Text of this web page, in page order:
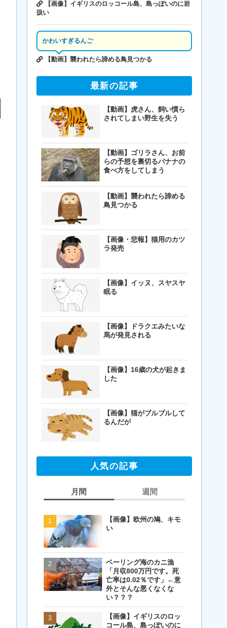
【画像】イギリスのロッコール島、島っぽいのに岩
扱い
かわいすぎるんご
【動画】襲われたら諦める鳥見つかる
最新の記事
【動画】虎さん、飼い慣ら
されてしまい野生を失う
【動画】ゴリラさん、お前
らの予想を裏切るバナナの
食べ方をしてしまう
【動画】襲われたら諦める
鳥見つかる
【画像・悲報】猫用のカツ
ラ発売
【画像】イッヌ、スヤスヤ
眠る
【画像】ドラクエみたいな
馬が発見される
【画像】16歳の犬が起きま
した
【画像】猫がブルブルして
るんだが
人気の記事
月間
【画像】欧州の鳩、キモ
い
ベーリング海のカニ漁
「月収800万円です。死
亡率は0.02％です」←意
外とそんな悪くなくな
い？？？
【画像】イギリスのロッ
コール島、島っぽいのに
週間
【画像】欧州の鳩、キモ
【閲覧注意・画像】毛を
剃ったコアラが怖すぎる
とワイ(35歳無職)の中で
話題に
【画像】イギリスのロッ
コール島、島っぽいのに
岩扱い